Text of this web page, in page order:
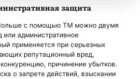
защита
с помощью ТМ можно двумя
административное
применяется при серьезных
репутационный вред,
причинение убытков.
о запрете действий, взыскании